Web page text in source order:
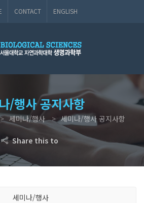
CONTACT ENGLISH
/행사 공지사항
세미나/행사 세미나/행사 공지사항
Share this to
세미나/행사